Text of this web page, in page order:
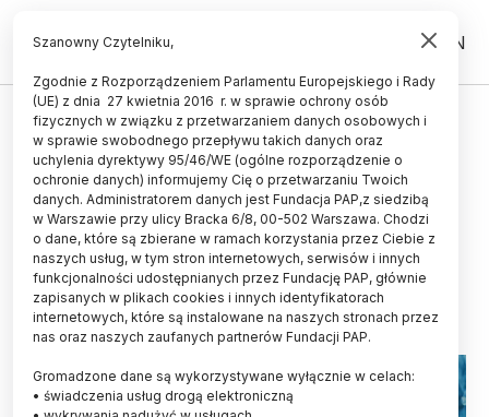
PL EN
CZŁOWIEK
Kto wierzy w fake newsy? Badacze
chcą zwalczać szkodliwe
informacje jak epidemie
LUDWIKA TOMALA
07.02.2021
aktualizacja: 08.02.2021
6 minut czytania
Szanowny Czytelniku,
Zgodnie z Rozporządzeniem Parlamentu Europejskiego i Rady
(UE) z dnia 27 kwietnia 2016 r. w sprawie ochrony osób
fizycznych w związku z przetwarzaniem danych osobowych i
w sprawie swobodnego przepływu takich danych oraz
uchylenia dyrektywy 95/46/WE (ogólne rozporządzenie o
ochronie danych) informujemy Cię o przetwarzaniu Twoich
danych. Administratorem danych jest Fundacja PAP,z siedzibą
w Warszawie przy ulicy Bracka 6/8, 00-502 Warszawa. Chodzi
o dane, które są zbierane w ramach korzystania przez Ciebie z
naszych usług, w tym stron internetowych, serwisów i innych
funkcjonalności udostępnianych przez Fundację PAP, głównie
zapisanych w plikach cookies i innych identyfikatorach
internetowych, które są instalowane na naszych stronach przez
nas oraz naszych zaufanych partnerów Fundacji PAP.
Gromadzone dane są wykorzystywane wyłącznie w celach:
• świadczenia usług drogą elektroniczną